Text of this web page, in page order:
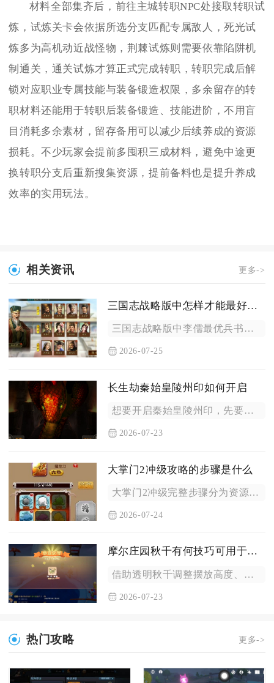
材料全部集齐后，前往主城转职NPC处接取转职试
炼，试炼关卡会依据所选分支匹配专属敌人，死光试
炼多为高机动近战怪物，荆棘试炼则需要依靠陷阱机
制通关，通关试炼才算正式完成转职，转职完成后解
锁对应职业专属技能与装备锻造权限，多余留存的转
职材料还能用于转职后装备锻造、技能进阶，不用盲
目消耗多余素材，留存备用可以减少后续养成的资源
损耗。不少玩家会提前多囤积三成材料，避免中途更
换转职分支后重新搜集资源，提前备料也是提升养成
效率的实用玩法。
相关资讯 更多->
三国志战略版中怎样才能最好地选择李儒兵书
三国志战略版中李儒最优兵书分三套体系，按队伍定位选择虚实大谋...
2026-07-25
长生劫秦始皇陵州印如何开启
想要开启秦始皇陵州印，先要完成前厅中央九龙困锁玄机盘拼图，集...
2026-07-23
大掌门2冲级攻略的步骤是什么
大掌门2冲级完整步骤分为资源储备、主线推进、战力补强、日常元...
2026-07-24
摩尔庄园秋千有何技巧可用于攀爬到玻璃上
借助透明秋千调整摆放高度、把控荡秋千的位移节奏，搭配摇杆持续...
2026-07-23
热门攻略 更多->